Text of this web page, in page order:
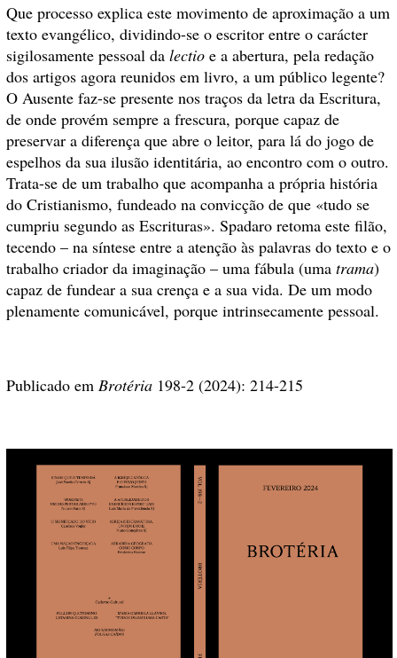
Que processo explica este movimento de aproximação a um
texto evangélico, dividindo-se o escritor entre o carácter
sigilosamente pessoal da lectio e a abertura, pela redação
dos artigos agora reunidos em livro, a um público legente?
O Ausente faz-se presente nos traços da letra da Escritura,
de onde provém sempre a frescura, porque capaz de
preservar a diferença que abre o leitor, para lá do jogo de
espelhos da sua ilusão identitária, ao encontro com o outro.
Trata-se de um trabalho que acompanha a própria história
do Cristianismo, fundeado na convicção de que «tudo se
cumpriu segundo as Escrituras». Spadaro retoma este filão,
tecendo – na síntese entre a atenção às palavras do texto e o
trabalho criador da imaginação – uma fábula (uma trama)
capaz de fundear a sua crença e a sua vida. De um modo
plenamente comunicável, porque intrinsecamente pessoal.
Publicado em Brotéria 198-2 (2024): 214-215